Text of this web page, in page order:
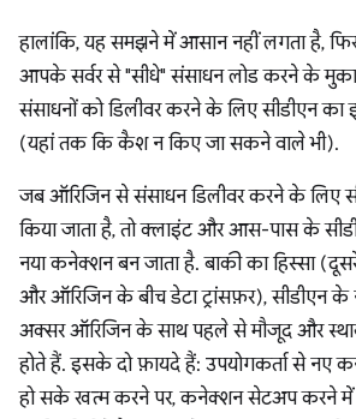
हालांकि, यह समझने में आसान नहीं लगता है, फिर
आपके सर्वर से "सीधे" संसाधन लोड करने के
संसाधनों को डिलीवर करने के लिए सीडीएन का
(यहां तक कि कैश न किए जा सकने वाले भी).
जब ऑरिजिन से संसाधन डिलीवर करने के लिए
किया जाता है, तो क्लाइंट और आस-पास के
नया कनेक्शन बन जाता है. बाकी का हिस्सा (दूसरे
और ऑरिजिन के बीच डेटा ट्रांसफ़र), सीडीएन के
अक्सर ऑरिजिन के साथ पहले से मौजूद और
होते हैं. इसके दो फ़ायदे हैं: उपयोगकर्ता से नए
हो सके खत्म करने पर, कनेक्शन सेटअप करने में